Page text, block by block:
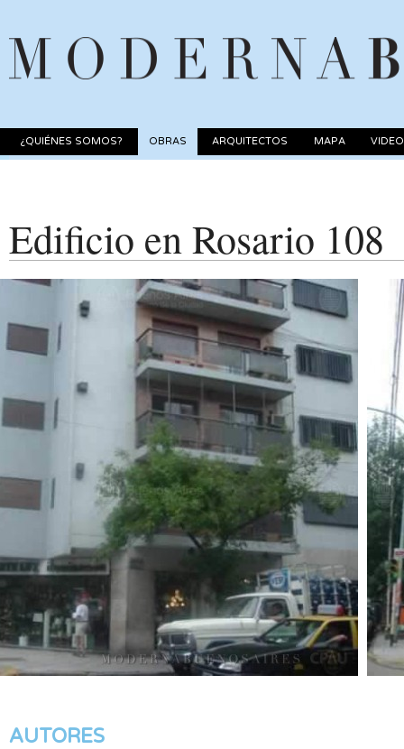
¿QUIÉNES SOMOS? OBRAS ARQUITECTOS MAPA
Edificio en Rosario 108
AUTORES